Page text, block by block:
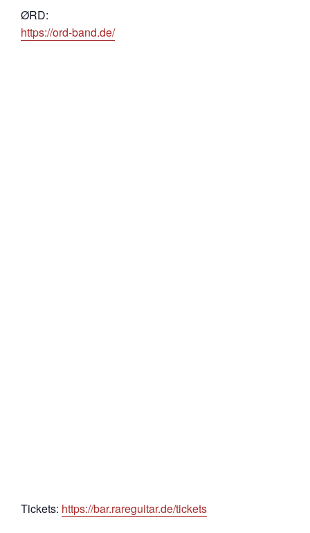
ØRD:
https://ord-band.de/
Tickets: https://bar.rareguitar.de/tickets